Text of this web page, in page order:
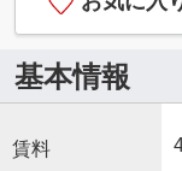
基本情報
賃料